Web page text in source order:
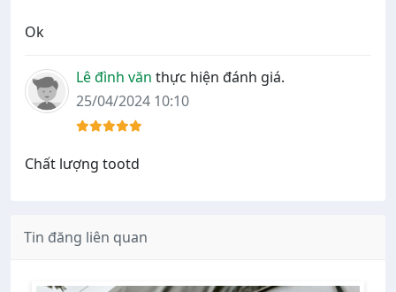
Ok
Lê đình văn thực hiện đánh giá.
25/04/2024 10:10
Chất lượng tootd
Tin đăng liên quan